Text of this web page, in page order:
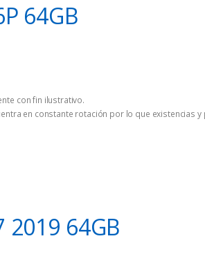
64GB
con fin ilustrativo.
en constante rotación por lo que existencias
2019 64GB